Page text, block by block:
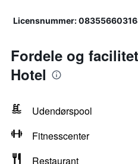
Licensnummer:
Fordele og
Hotel
Udendørspool
Fitnesscenter
Restaurant